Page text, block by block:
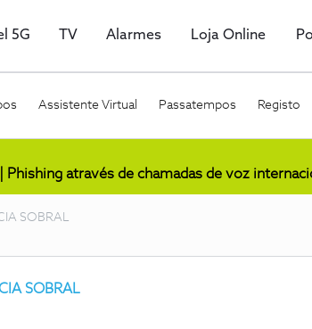
5G TV Alarmes Loja Online
Assistente Virtual Passatempos Registo
Phishing através de chamadas de voz
SOBRAL
SOBRAL